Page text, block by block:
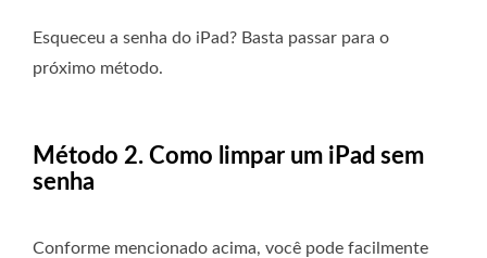
Esqueceu a senha do iPad? Basta passar para o
próximo método.
Método 2. Como limpar um iPad sem
senha
Conforme mencionado acima, você pode facilmente